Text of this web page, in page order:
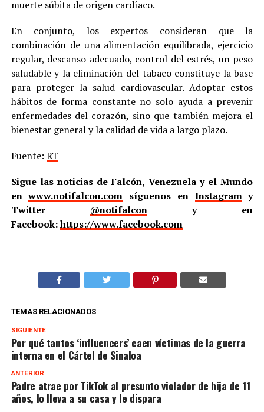
muerte súbita de origen cardíaco.
En conjunto, los expertos consideran que la
combinación de una alimentación equilibrada, ejercicio
regular, descanso adecuado, control del estrés, un peso
saludable y la eliminación del tabaco constituye la base
para proteger la salud cardiovascular. Adoptar estos
hábitos de forma constante no solo ayuda a prevenir
enfermedades del corazón, sino que también mejora el
bienestar general y la calidad de vida a largo plazo.
Fuente: RT
Sigue las noticias de Falcón, Venezuela y el Mundo
enwww.notifalcon.com síguenos en Instagramy
Twitter @notifalcony en
Facebook:https://www.facebook.com
TEMAS RELACIONADOS
SIGUIENTE
Por qué tantos ‘influencers’ caen víctimas de la guerra
interna en el Cártel de Sinaloa
ANTERIOR
Padre atrae por TikTok al presunto violador de hija de 11
años, lo lleva a su casa y le dispara